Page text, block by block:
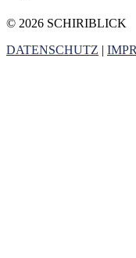
© 2026 SCHIRIBLICK
DATENSCHUTZ |